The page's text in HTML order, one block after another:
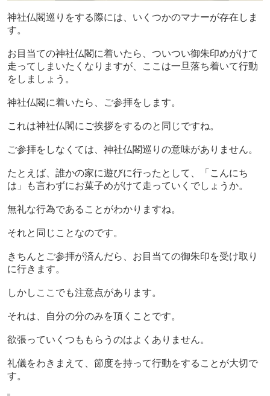
神社仏閣巡りをする際には、いくつかのマナーが存在しま
す。
お目当ての神社仏閣に着いたら、ついつい御朱印めがけて
走ってしまいたくなりますが、ここは一旦落ち着いて行動
をしましょう。
神社仏閣に着いたら、ご参拝をします。
これは神社仏閣にご挨拶をするのと同じですね。
ご参拝をしなくては、神社仏閣巡りの意味がありません。
たとえば、誰かの家に遊びに行ったとして、「こんにち
は」も言わずにお菓子めがけて走っていくでしょうか。
無礼な行為であることがわかりますね。
それと同じことなのです。
きちんとご参拝が済んだら、お目当ての御朱印を受け取り
に行きます。
しかしここでも注意点があります。
それは、自分の分のみを頂くことです。
欲張っていくつももらうのはよくありません。
礼儀をわきまえて、節度を持って行動をすることが大切で
す。